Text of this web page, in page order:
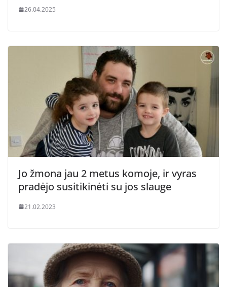
26.04.2025
Jo žmona jau 2 metus komoje, ir vyras
pradėjo susitikinėti su jos slauge
21.02.2023